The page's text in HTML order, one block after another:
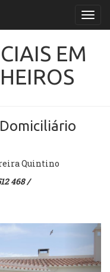
Menu
EM
Quintino
468 /